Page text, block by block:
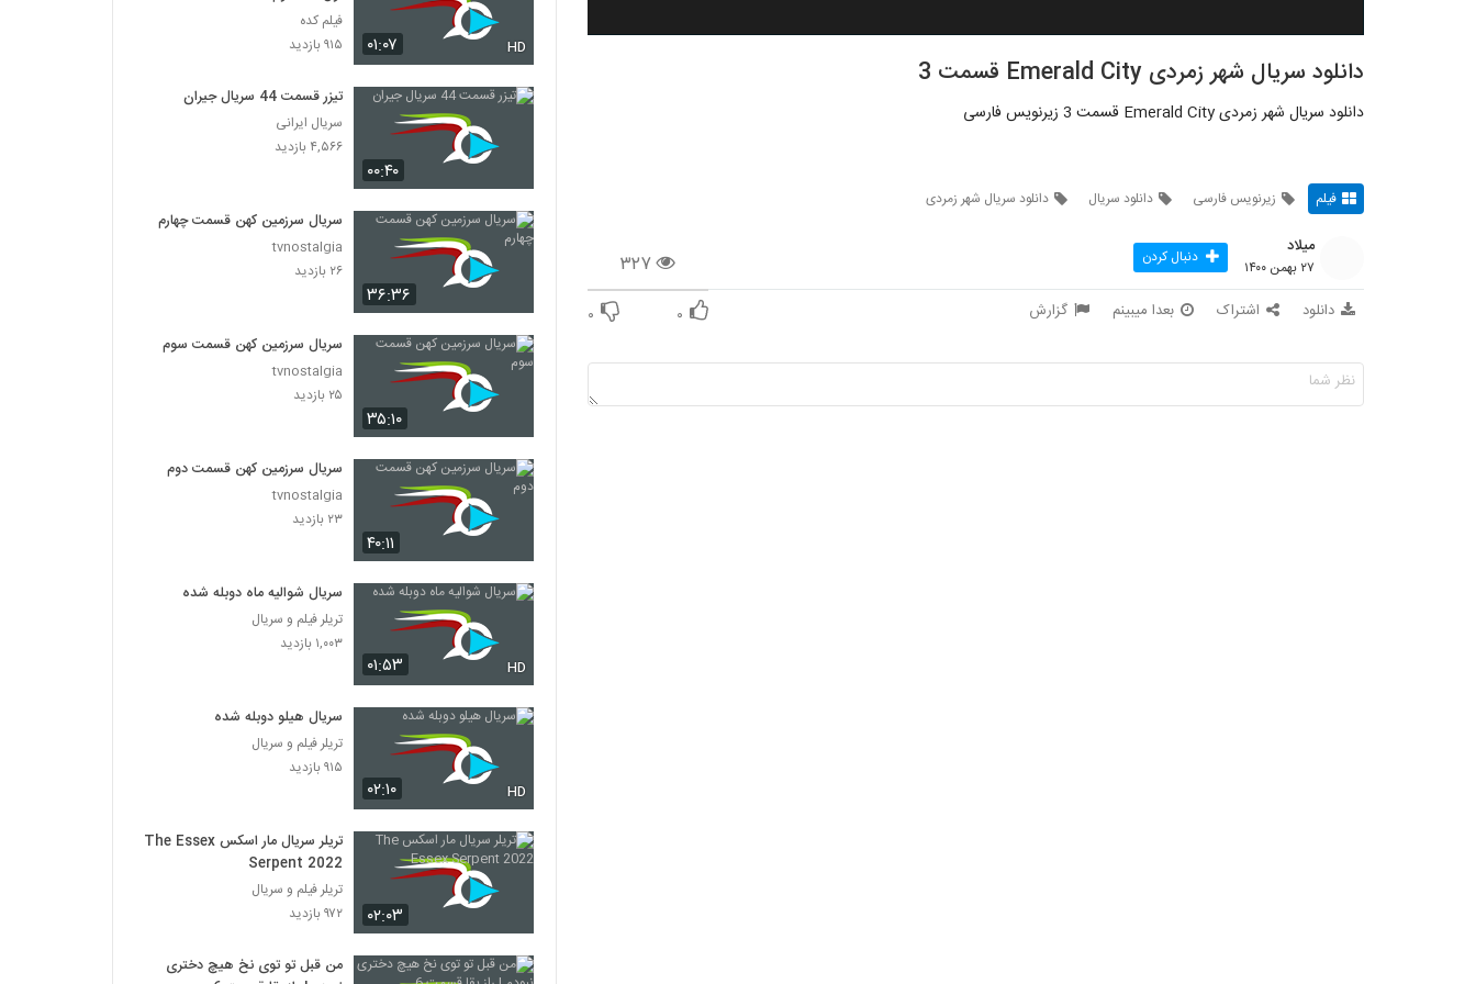
دانلود سریال شهر زمردی Emerald City قسمت 3
دانلود سریال شهر زمردی Emerald City قسمت 3 زیرنویس فارسی
فیلم زیرنویس فارسی دانلود سریال دانلود سریال شهر زمردی
۳۲۷
میلاد
۲۷ بهمن ۱۴۰۰ دنبال کردن
دانلود اشتراک بعدا میبینم گزارش ۰ ۰
۰۱:۰۷ HD
فیلم کده
۹۱۵ بازدید
۰۰:۴۰
تیزر قسمت 44 سریال جیران
سریال ایرانی
۴,۵۶۶ بازدید
۳۶:۳۶
سریال سرزمین کهن قسمت چهارم
tvnostalgia
۲۶ بازدید
۳۵:۱۰
سریال سرزمین کهن قسمت سوم
tvnostalgia
۲۵ بازدید
۴۰:۱۱
سریال سرزمین کهن قسمت دوم
tvnostalgia
۲۳ بازدید
۰۱:۵۳ HD
سریال شوالیه ماه دوبله شده
تریلر فیلم و سریال
۱,۰۰۳ بازدید
۰۲:۱۰ HD
سریال هیلو دوبله شده
تریلر فیلم و سریال
۹۱۵ بازدید
۰۲:۰۳
تریلر سریال مار اسکس The Essex
Serpent 2022
تریلر فیلم و سریال
۹۷۲ بازدید
من قبل تو توی نخ هیچ دختری